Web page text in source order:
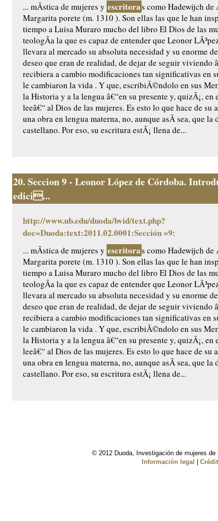
... mÃ­stica de mujeres y escritoras como Hadewijch de
Margarita porete (m. 1310 ). Son ellas las que le han
tiempo a Luisa Muraro mucho del libro El Dios de las
teologÃ­a la que es capaz de entender que Leonor
llevara al mercado su absoluta necesidad y su enorme
deseo que eran de realidad, de dejar de seguir viviendo
recibiera a cambio modificaciones tan significativas en
le cambiaron la vida . Y que, escribiÃ©ndolo en sus
la Historia y a la lengua â€“en su presente y, quizÃ¡, en
leeâ€“ al Dios de las mujeres. Es esto lo que hace de su
una obra en lengua materna, no, aunque asÃ­ sea, que la
castellano. Por eso, su escritura estÃ¡ llena de...
20. Seccion 9 - Leonor López de Córdoba.
edici...
http://www.ub.edu/duoda/bvid/text.php?
doc=Duoda:text:2011.02.0001:Sección =9:
... mÃ­stica de mujeres y escritoras como Hadewijch de
Margarita porete (m. 1310 ). Son ellas las que le han
tiempo a Luisa Muraro mucho del libro El Dios de las
teologÃ­a la que es capaz de entender que Leonor
llevara al mercado su absoluta necesidad y su enorme
deseo que eran de realidad, de dejar de seguir viviendo
recibiera a cambio modificaciones tan significativas en
le cambiaron la vida . Y que, escribiÃ©ndolo en sus
la Historia y a la lengua â€“en su presente y, quizÃ¡, en
leeâ€“ al Dios de las mujeres. Es esto lo que hace de su
una obra en lengua materna, no, aunque asÃ­ sea, que la
castellano. Por eso, su escritura estÃ¡ llena de...
© 2012 Duoda, Investigación de mujeres
Información legal